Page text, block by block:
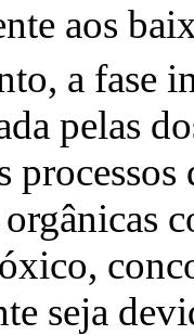
aos
a fase
pelas
seja